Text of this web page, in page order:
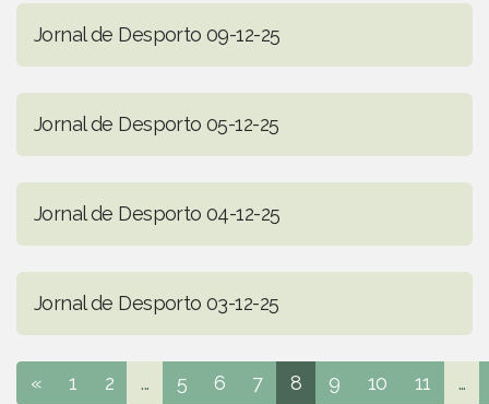
Jornal de Desporto 09-12-25
Jornal de Desporto 05-12-25
Jornal de Desporto 04-12-25
Jornal de Desporto 03-12-25
« 1 2 ... 5 6 7 8 9 10 11 ...